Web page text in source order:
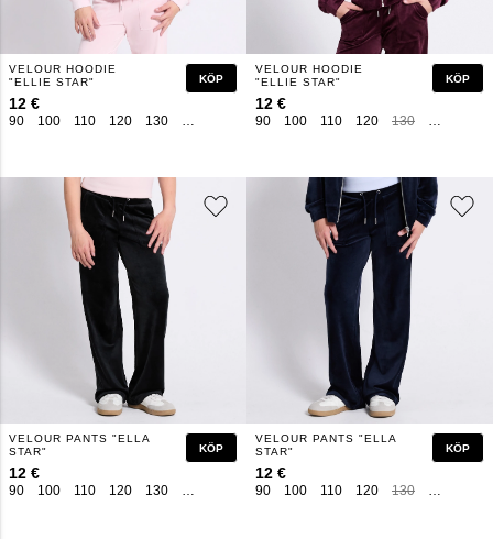
90 100 110 120 130 140 160
VELOUR HOODIE
"ELLIE STAR"
12 €
KÖP
90 100 110 120 130 140
VELOUR HOODIE
"ELLIE STAR"
12 €
KÖP
90 100 110 120 130 140 160
VELOUR PANTS "ELLA
STAR"
12 €
KÖP
90 100 110 120 130 140
VELOUR PANTS "ELLA
STAR"
12 €
KÖP